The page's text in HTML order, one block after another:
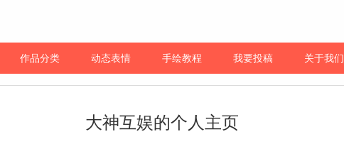
作品分类 动态表情 手绘教程 我要投稿 关于我们
大神互娱的个人主页